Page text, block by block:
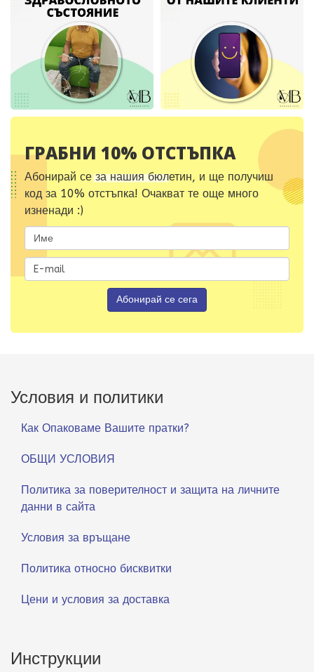
ГРАБНИ 10% ОТСТЪПКА
Абонирай се за нашия бюлетин, и ще получиш
код за 10% отстъпка! Очакват те още много
изненади :)
Условия и политики
Как Опаковаме Вашите пратки?
ОБЩИ УСЛОВИЯ
Политика за поверителност и защита на личните
данни в сайта
Условия за връщане
Политика относно бисквитки
Цени и условия за доставка
Инструкции